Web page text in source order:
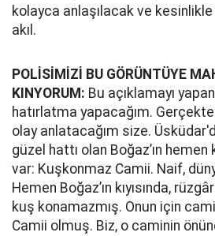
kolayca anlaşılacak ve
akıl.
POLİSİMİZİ BU GÖRÜNTÜYE
KINYORUM: Bu açıklamayı
hatırlatma yapacağım.
olay anlatacağım size.
güzel hattı olan Boğaz’ın hemen
var: Kuşkonmaz Camii. Naif,
Hemen Boğaz’ın kıyısında,
kuş konamazmış. Onun için
Camii olmuş. Biz, o caminin